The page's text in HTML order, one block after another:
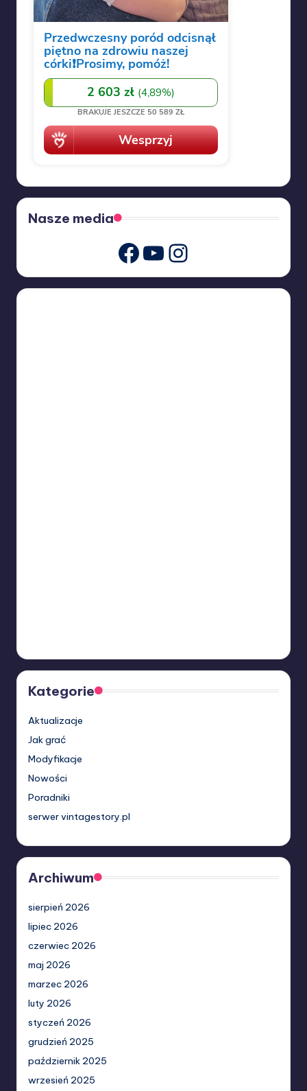
Nasze media
Facebook
Youtube
Instagram
Kategorie
Aktualizacje
Jak grać
Modyfikacje
Nowości
Poradniki
serwer vintagestory.pl
Archiwum
sierpień 2026
lipiec 2026
czerwiec 2026
maj 2026
marzec 2026
luty 2026
styczeń 2026
grudzień 2025
październik 2025
wrzesień 2025